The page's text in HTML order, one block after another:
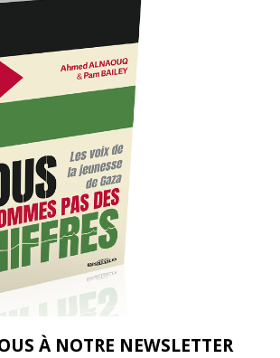
À NOTRE NEWSLETTER